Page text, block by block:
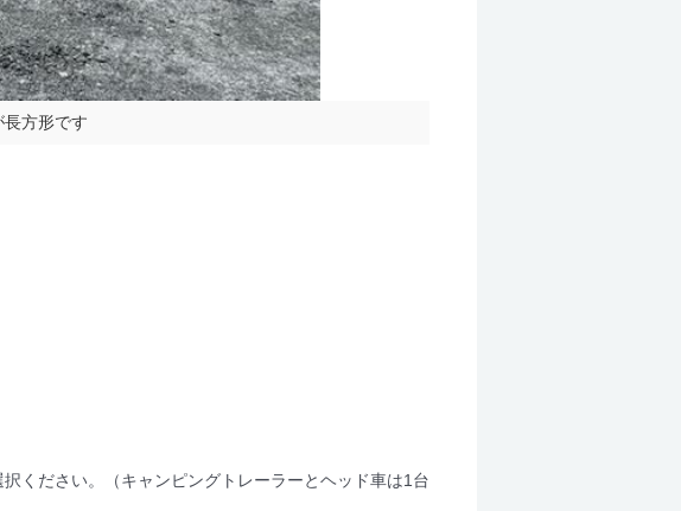
方形です
ください。（キャンピングトレーラーとヘッド車は1台